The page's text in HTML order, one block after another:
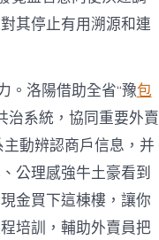
其停止有用溯源和連
。洛陽借助全省“豫包
治系統，協同重要外賣
動辨認商戶信息，并
公理感強牛土豪看到
金買下這棟樓，讓你
培訓，輔助外賣員把